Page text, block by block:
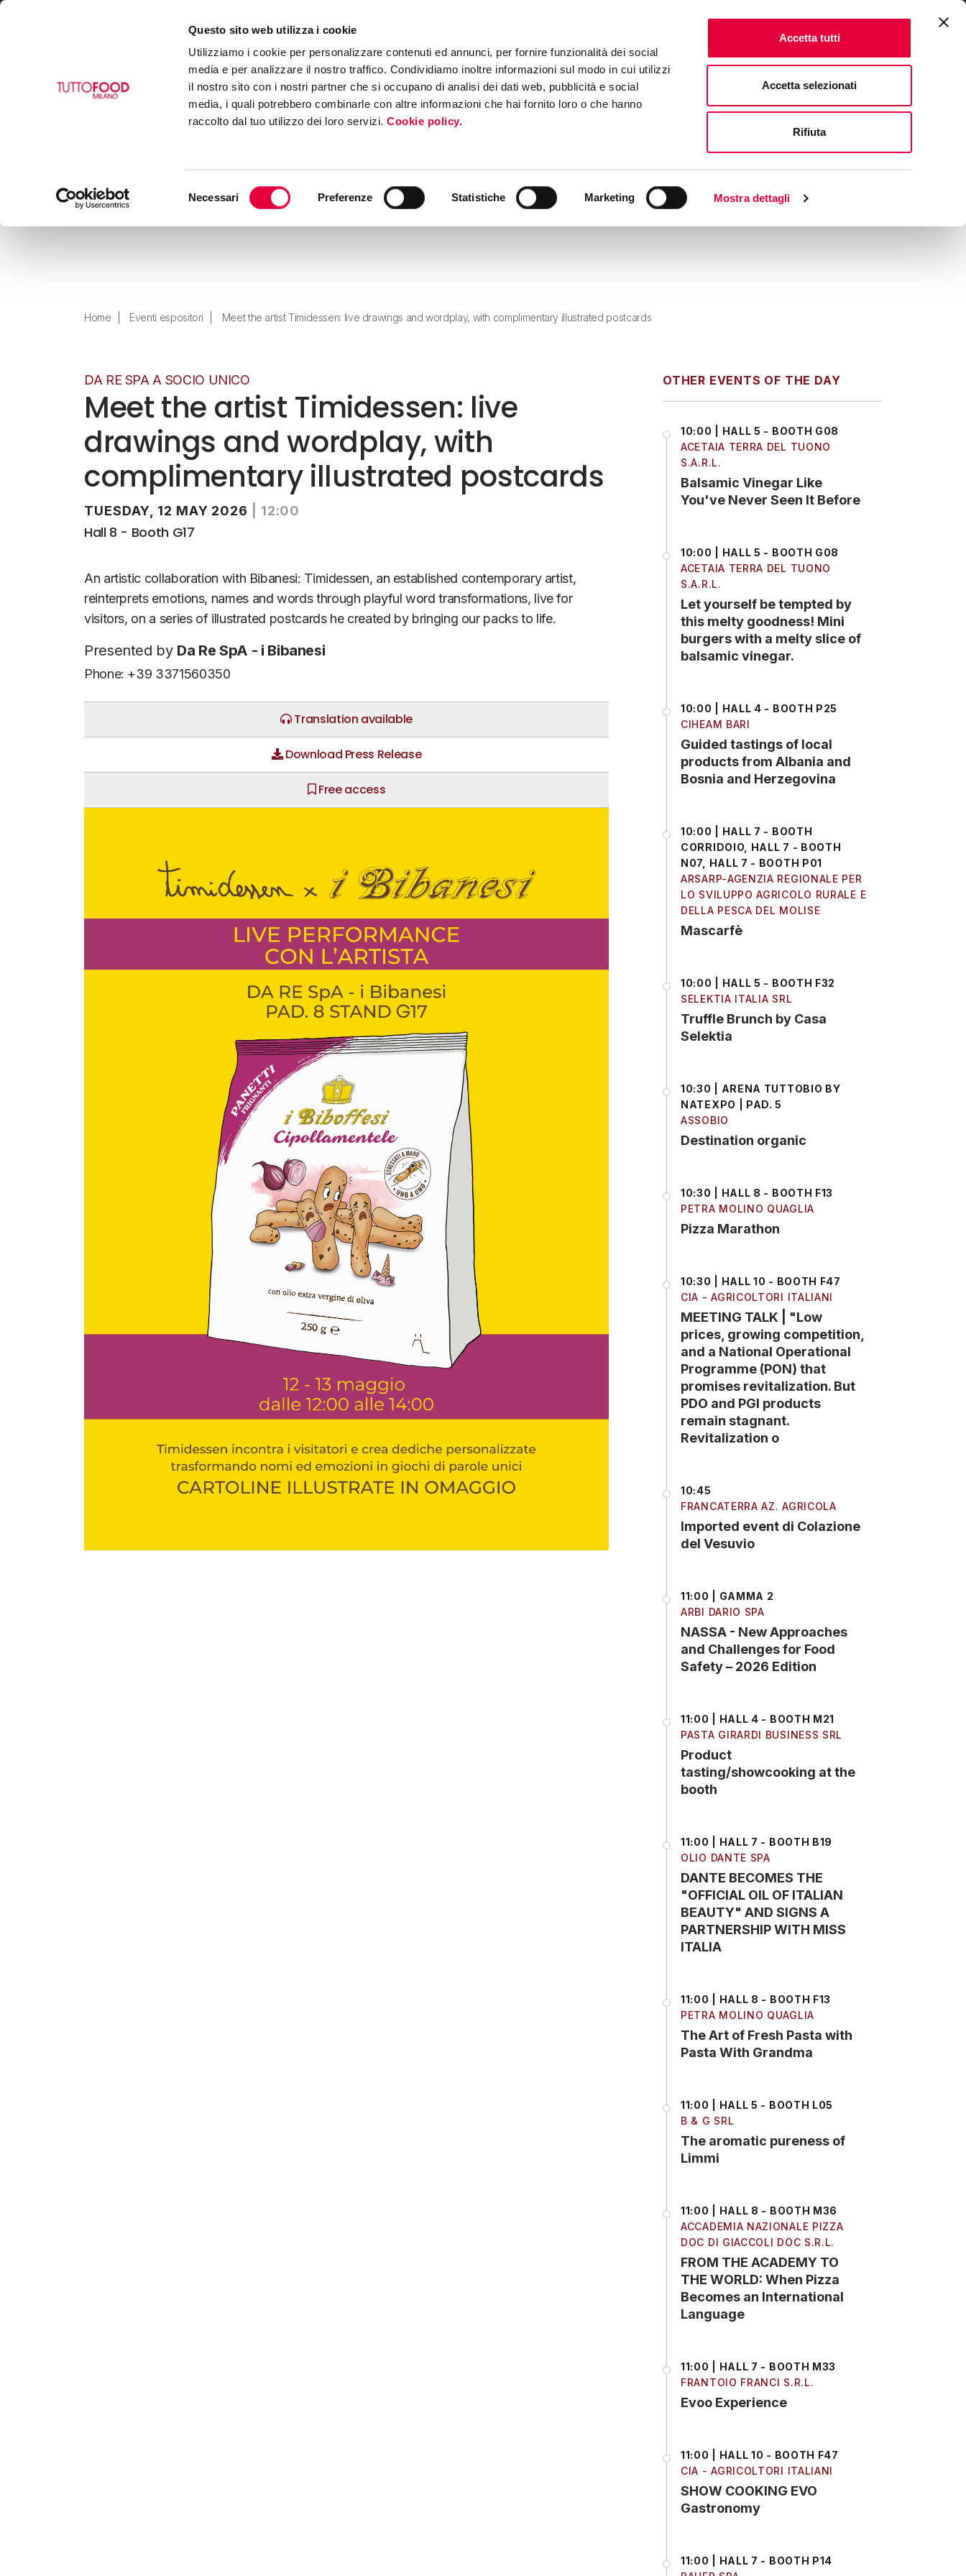
Questo sito web utilizza i cookie
Utilizziamo i cookie per personalizzare contenuti ed annunci, per fornire funzionalità dei social
media e per analizzare il nostro traffico. Condividiamo inoltre informazioni sul modo in cui utilizzi
il nostro sito con i nostri partner che si occupano di analisi dei dati web, pubblicità e social
media, i quali potrebbero combinarle con altre informazioni che hai fornito loro o che hanno
raccolto dal tuo utilizzo dei loro servizi.Cookie policy.
Necessari Preferenze Statistiche Marketing Mostra dettagli
Accetta tutti
Accetta selezionati
Rifiuta
VISITEXHIBITBUYERS PROGRAM
Home Eventi espositori Meet the artist Timidessen: live drawings and wordplay, with complimentary illustrated postcards
DA RE SPA A SOCIO UNICO
Meet the artist Timidessen: live
drawings and wordplay, with
complimentary illustrated postcards
TUESDAY, 12 MAY 2026 12:00
Hall 8 - Booth G17
An artistic collaboration with Bibanesi: Timidessen, an established contemporary artist,
reinterprets emotions, names and words through playful word transformations, live for
visitors, on a series of illustrated postcards he created by bringing our packs to life.
Presented by Da Re SpA - i Bibanesi
Phone: +39 3371560350
Translation available
Download Press Release
Free access
OTHER EVENTS OF THE DAY
10:00 | HALL 5 - BOOTH G08
ACETAIA TERRA DEL TUONO
S.A.R.L.
Balsamic Vinegar Like
You've Never Seen It Before
10:00 | HALL 5 - BOOTH G08
ACETAIA TERRA DEL TUONO
S.A.R.L.
Let yourself be tempted by
this melty goodness! Mini
burgers with a melty slice of
balsamic vinegar.
10:00 | HALL 4 - BOOTH P25
CIHEAM BARI
Guided tastings of local
products from Albania and
Bosnia and Herzegovina
10:00 | HALL 7 - BOOTH
CORRIDOIO, HALL 7 - BOOTH
N07, HALL 7 - BOOTH P01
ARSARP-AGENZIA REGIONALE PER
LO SVILUPPO AGRICOLO RURALE E
DELLA PESCA DEL MOLISE
Mascarfè
10:00 | HALL 5 - BOOTH F32
SELEKTIA ITALIA SRL
Truffle Brunch by Casa
Selektia
10:30 | ARENA TUTTOBIO BY
NATEXPO | PAD. 5
ASSOBIO
Destination organic
10:30 | HALL 8 - BOOTH F13
PETRA MOLINO QUAGLIA
Pizza Marathon
10:30 | HALL 10 - BOOTH F47
CIA - AGRICOLTORI ITALIANI
MEETING TALK | "Low
prices, growing competition,
and a National Operational
Programme (PON) that
promises revitalization. But
PDO and PGI products
remain stagnant.
Revitalization o
10:45
FRANCATERRA AZ. AGRICOLA
Imported event di Colazione
del Vesuvio
11:00 | GAMMA 2
ARBI DARIO SPA
NASSA - New Approaches
and Challenges for Food
Safety – 2026 Edition
11:00 | HALL 4 - BOOTH M21
PASTA GIRARDI BUSINESS SRL
Product
tasting/showcooking at the
booth
11:00 | HALL 7 - BOOTH B19
OLIO DANTE SPA
DANTE BECOMES THE
"OFFICIAL OIL OF ITALIAN
BEAUTY" AND SIGNS A
PARTNERSHIP WITH MISS
ITALIA
11:00 | HALL 8 - BOOTH F13
PETRA MOLINO QUAGLIA
The Art of Fresh Pasta with
Pasta With Grandma
11:00 | HALL 5 - BOOTH L05
B & G SRL
The aromatic pureness of
Limmi
11:00 | HALL 8 - BOOTH M36
ACCADEMIA NAZIONALE PIZZA
DOC DI GIACCOLI DOC S.R.L.
FROM THE ACADEMY TO
THE WORLD: When Pizza
Becomes an International
Language
11:00 | HALL 7 - BOOTH M33
FRANTOIO FRANCI S.R.L.
Evoo Experience
11:00 | HALL 10 - BOOTH F47
CIA - AGRICOLTORI ITALIANI
SHOW COOKING EVO
Gastronomy
11:00 | HALL 7 - BOOTH P14